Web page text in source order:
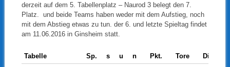
derzeit auf dem 5. Tabellenplatz – Naurod 3 belegt den 7.
Platz. und beide Teams haben weder mit dem Aufstieg, noch
mit dem Abstieg etwas zu tun. der 6. und letzte Spieltag findet
am 11.06.2016 in Ginsheim statt.
Tabelle Sp. s u n Pkt. Tore
Diff.